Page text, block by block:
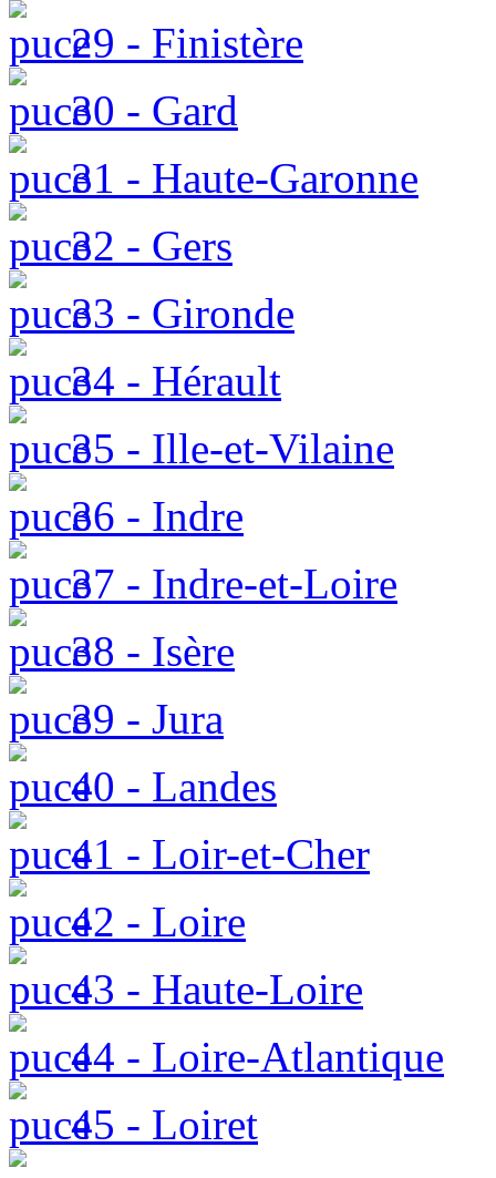
29 - Finistère
30 - Gard
31 - Haute-Garonne
32 - Gers
33 - Gironde
34 - Hérault
35 - Ille-et-Vilaine
36 - Indre
37 - Indre-et-Loire
38 - Isère
39 - Jura
40 - Landes
41 - Loir-et-Cher
42 - Loire
43 - Haute-Loire
44 - Loire-Atlantique
45 - Loiret